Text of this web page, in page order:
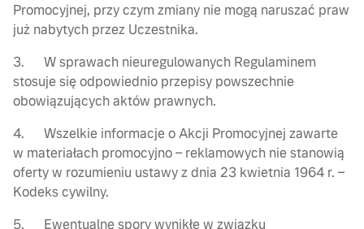
Promocyjnej, przy czym zmiany nie mogą naruszać praw
już nabytych przez Uczestnika.
3. W sprawach nieuregulowanych Regulaminem
stosuje się odpowiednio przepisy powszechnie
obowiązujących aktów prawnych.
4. Wszelkie informacje o Akcji Promocyjnej zawarte
w materiałach promocyjno – reklamowych nie stanowią
oferty w rozumieniu ustawy z dnia 23 kwietnia 1964 r. –
Kodeks cywilny.
5. Ewentualne spory wynikłe w związku